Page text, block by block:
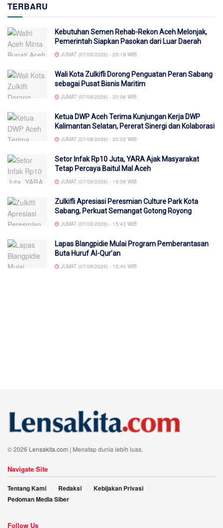
TERBARU
Kebutuhan Semen Rehab-Rekon Aceh Melonjak,
Pemerintah Siapkan Pasokan dari Luar Daerah
JUMAT (07/08/2026) - 20:18 WIB
Wali Kota Zulkifli Dorong Penguatan Peran Sabang
sebagai Pusat Bisnis Maritim
JUMAT (07/08/2026) - 20:06 WIB
Ketua DWP Aceh Terima Kunjungan Kerja DWP
Kalimantan Selatan, Pererat Sinergi dan Kolaborasi
JUMAT (07/08/2026) - 20:02 WIB
Setor Infak Rp10 Juta, YARA Ajak Masyarakat
Tetap Percaya Baitul Mal Aceh
JUMAT (07/08/2026) - 19:58 WIB
Zulkifli Apresiasi Peresmian Culture Park Kota
Sabang, Perkuat Semangat Gotong Royong
JUMAT (07/08/2026) - 15:43 WIB
Lapas Blangpidie Mulai Program Pemberantasan
Buta Huruf Al-Qur’an
JUMAT (07/08/2026) - 15:40 WIB
© 2026 Lensakita.com | Menatap dunia lebih luas.
Navigate Site
Tentang Kami Redaksi
Kebijakan Privasi
Pedoman Media Siber
Follow Us